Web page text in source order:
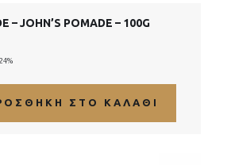
– JOHN’S POMADE – 100G
ΣΤΟ ΚΑΛΆΘΙ